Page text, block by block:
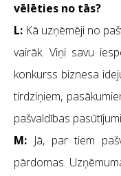
vēlēties no tās?
L: Kā uzņēmēji no
vairāk. Viņi savu
konkurss biznesa
tirdziņiem,
pašvaldības
M: Jā, par tiem
pārdomas.